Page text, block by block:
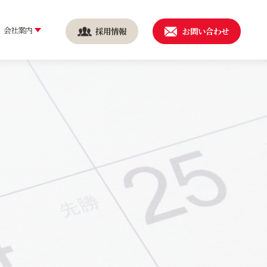
安全・安心の取り組み
会社案内
可能な社会を実現するた
健康経営
採用情報 お問い合わせ